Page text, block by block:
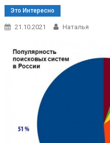
Это Интересно
21.10.2021 Наталья